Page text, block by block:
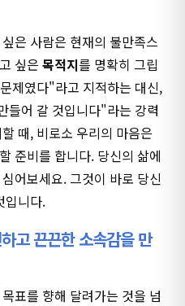
은 사람은 현재의 불만족스
싶은 목적지를 명확히 그립
제였다"라고 지적하는 대신,
들어 갈 것입니다"라는 강력
때, 비로소 우리의 마음은
준비를 합니다. 당신의 삶에
어보세요. 그것이 바로 당신
입니다.
고 끈끈한 소속감을 만
표를 향해 달려가는 것을 넘